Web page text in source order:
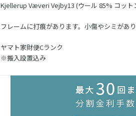
Kjellerup Væveri Vejby13 (ウール 85% コット
フレームに打痕があります。小傷やシミがあり
ヤマト家財便Cランク
※搬入設置込み